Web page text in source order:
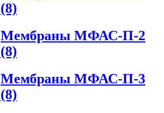
(8)
Мембраны МФАС-П-2
(8)
Мембраны МФАС-П-3
(8)